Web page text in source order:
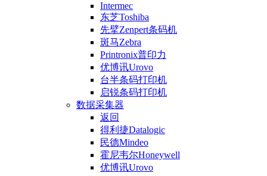
Intermec
东芝Toshiba
先擘Zenpert条码机
斑马Zebra
Printronix普印力
优博讯Urovo
台半条码打印机
启锐条码打印机
数据采集器
返回
得利捷Datalogic
民德Mindeo
霍尼韦尔Honeywell
优博讯Urovo